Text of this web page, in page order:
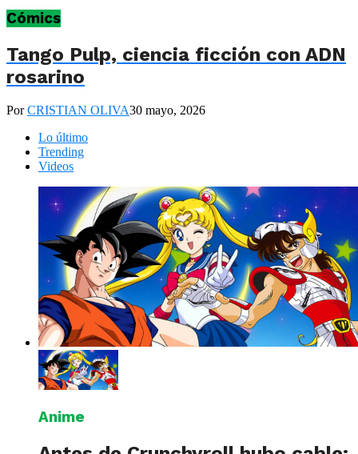
Cómics
Tango Pulp, ciencia ficción con ADN
rosarino
PorCRISTIAN OLIVA30 mayo, 2026
Lo último
Trending
Videos
Anime